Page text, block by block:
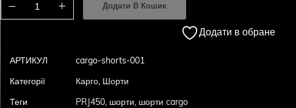
Додати В Кошик
Додати в обране
АРТИКУЛ cargo-shorts-001
Категорії Карго, Шорти
Теги PRJ450, шорти, шорти cargo